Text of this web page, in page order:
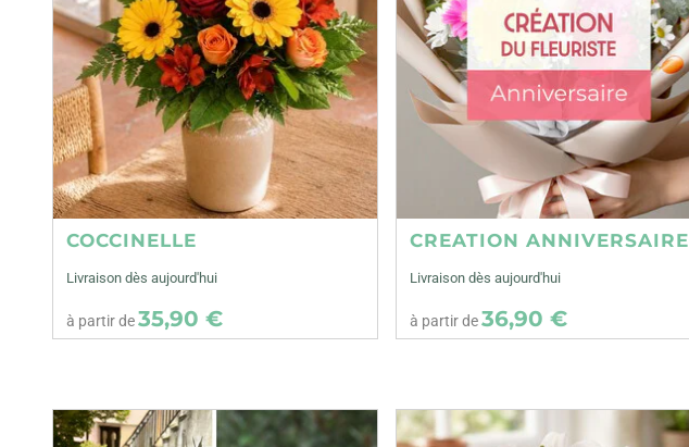
COCCINELLE
Livraison dès aujourd'hui
à partir de35,90 €
CREATION ANNIVERSAIRE
Livraison dès aujourd'hui
à partir de36,90 €